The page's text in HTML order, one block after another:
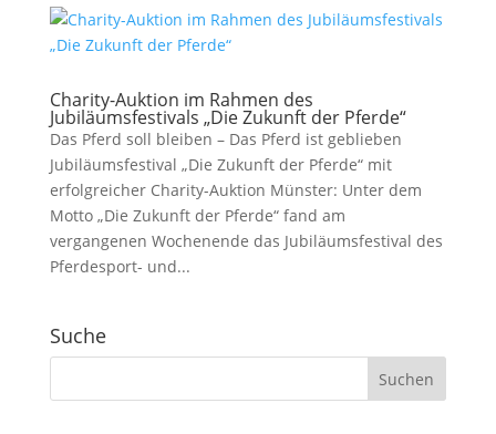
Charity-Auktion im Rahmen des
Jubiläumsfestivals „Die Zukunft der Pferde“
Das Pferd soll bleiben – Das Pferd ist geblieben
Jubiläumsfestival „Die Zukunft der Pferde“ mit
erfolgreicher Charity-Auktion Münster: Unter dem
Motto „Die Zukunft der Pferde“ fand am
vergangenen Wochenende das Jubiläumsfestival des
Pferdesport- und...
Suche